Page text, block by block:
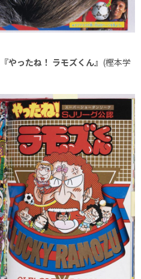
『やったね！ ラモズくん』 (樫本学